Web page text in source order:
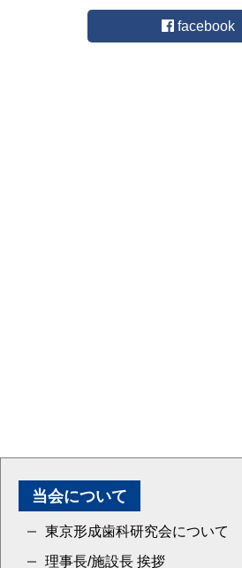
facebook
当会について
東京形成歯科研究会について
理事長/施設長 挨拶